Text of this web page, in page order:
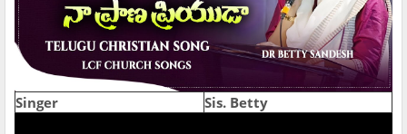
Singer Sis. Betty